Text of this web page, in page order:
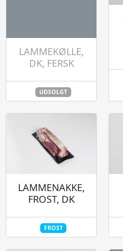
LAMMEKØLLE,
DK, FERSK
UDSOLGT
LAMMENAKKE,
FROST, DK
FROST